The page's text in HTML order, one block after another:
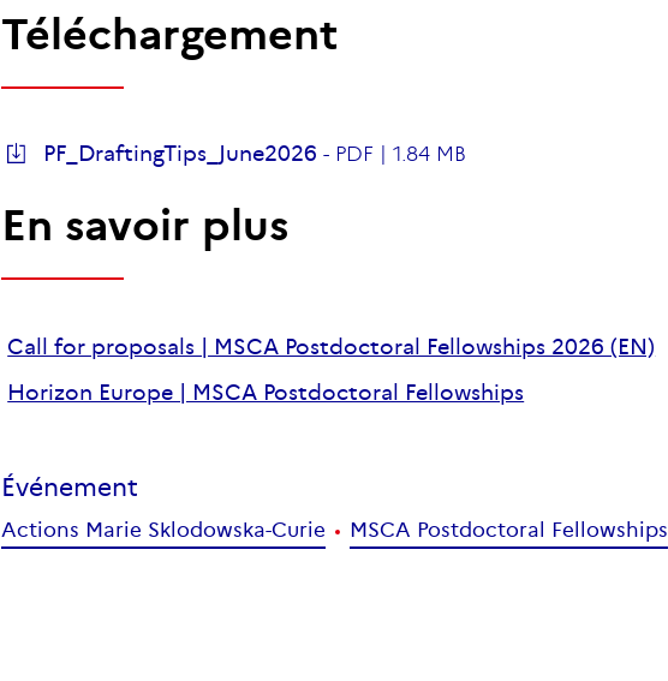
Téléchargement
PF_DraftingTips_June2026 - PDF |1.84 MB
En savoir plus
Call for proposals | MSCA Postdoctoral Fellowships 2026 (EN)
Horizon Europe | MSCA Postdoctoral Fellowships
Événement
Actions Marie Sklodowska-Curie MSCA Postdoctoral Fellowships